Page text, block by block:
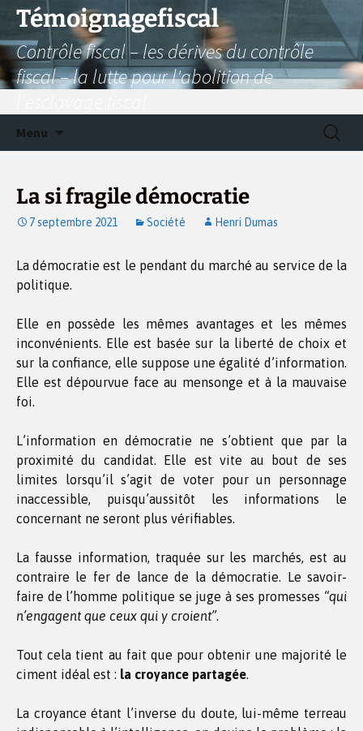
Aller
contenu
Témoignagefiscal
Contrôle fiscal – les dérives du contrôle
fiscal – la lutte pour l'abolition de
Menu
La si fragile démocratie
7 septembre 2021 Société Henri Dumas
La démocratie est le pendant du marché au service de la
politique.
Elle en possède les mêmes avantages et les mêmes
inconvénients. Elle est basée sur la liberté de choix et
sur la confiance, elle suppose une égalité d’information.
Elle est dépourvue face au mensonge et à la mauvaise
foi.
L’information en démocratie ne s’obtient que par la
proximité du candidat. Elle est vite au bout de ses
limites lorsqu’il s’agit de voter pour un personnage
inaccessible, puisqu’aussitôt les informations le
concernant ne seront plus vérifiables.
La fausse information, traquée sur les marchés, est au
contraire le fer de lance de la démocratie. Le savoir-
faire de l’homme politique se juge à ses promesses “qui
n’engagent que ceux qui y croient”.
Tout cela tient au fait que pour obtenir une majorité le
ciment idéal est : la croyance partagée.
La croyance étant l’inverse du doute, lui-même terreau